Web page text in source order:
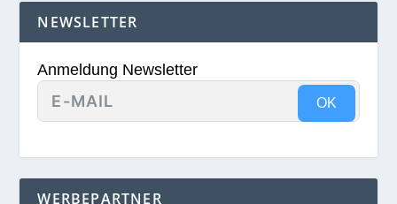
NEWSLETTER
Anmeldung Newsletter
OK
WERBEPARTNER